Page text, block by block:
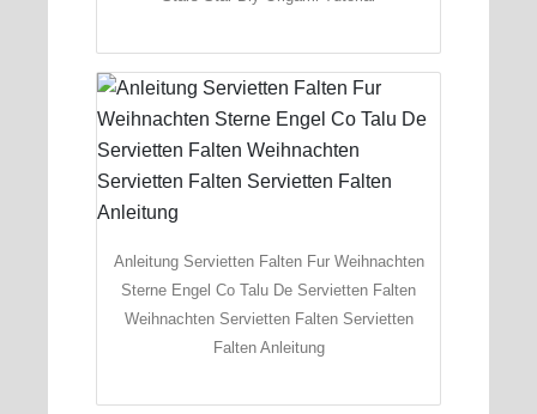
Anleitung Servietten Falten Fur Weihnachten
Sterne Engel Co Talu De Servietten Falten
Weihnachten Servietten Falten Servietten
Falten Anleitung